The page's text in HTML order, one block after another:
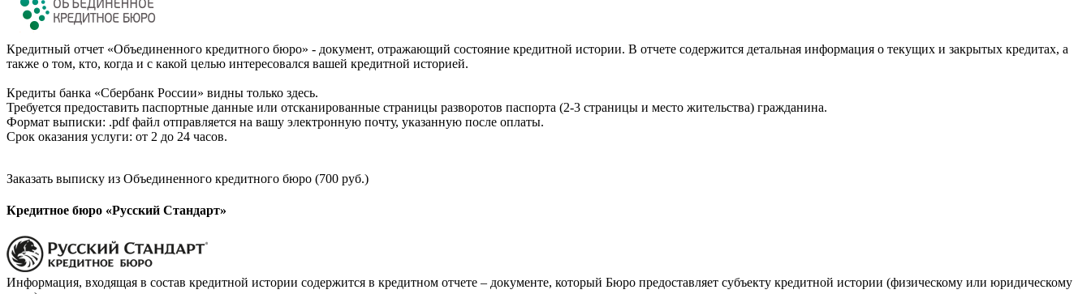
Кредитный отчет «Объединенного кредитного бюро» - документ, отражающий состояние кредитной истории. В отчете содержится детальная информация о текущих и закрытых кредитах, а
также о том, кто, когда и с какой целью интересовался вашей кредитной историей.
Кредиты банка «Сбербанк России» видны только здесь.
Требуется предоставить паспортные данные или отсканированные страницы разворотов паспорта (2-3 страницы и место жительства) гражданина.
Формат выписки: .pdf файл отправляется на вашу электронную почту, указанную после оплаты.
Срок оказания услуги: от 2 до 24 часов.
Заказать выписку из Объединенного кредитного бюро (700 руб.)
Кредитное бюро «Русский Стандарт»
Информация, входящая в состав кредитной истории содержится в кредитном отчете – документе, который Бюро предоставляет субъекту кредитной истории (физическому или юридическому